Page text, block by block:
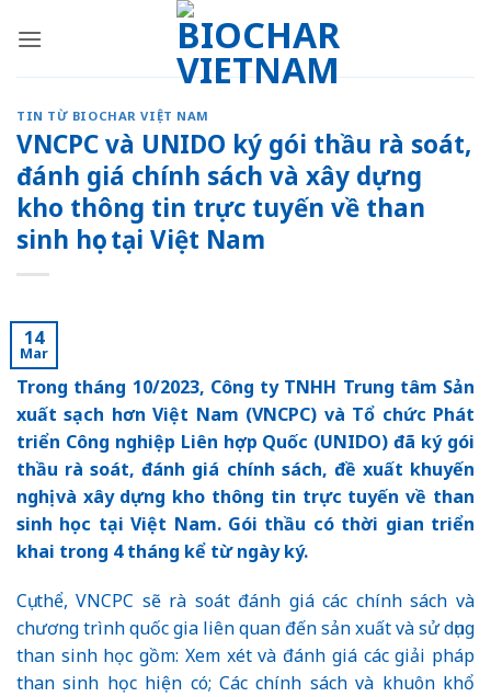
TIN TỪ BIOCHAR VIỆT NAM
VNCPC và UNIDO ký gói thầu rà soát,
đánh giá chính sách và xây dựng
kho thông tin trực tuyến về than
sinh học tại Việt Nam
14
Mar
Trong tháng 10/2023, Công ty TNHH Trung tâm Sản
xuất sạch hơn Việt Nam (VNCPC) và Tổ chức Phát
triển Công nghiệp Liên hợp Quốc (UNIDO) đã ký gói
thầu rà soát, đánh giá chính sách, đề xuất khuyến
nghị và xây dựng kho thông tin trực tuyến về than
sinh học tại Việt Nam. Gói thầu có thời gian triển
khai trong 4 tháng kể từ ngày ký.
Cụ thể, VNCPC sẽ rà soát đánh giá các chính sách và
chương trình quốc gia liên quan đến sản xuất và sử dụng
than sinh học gồm: Xem xét và đánh giá các giải pháp
than sinh học hiện có; Các chính sách và khuôn khổ